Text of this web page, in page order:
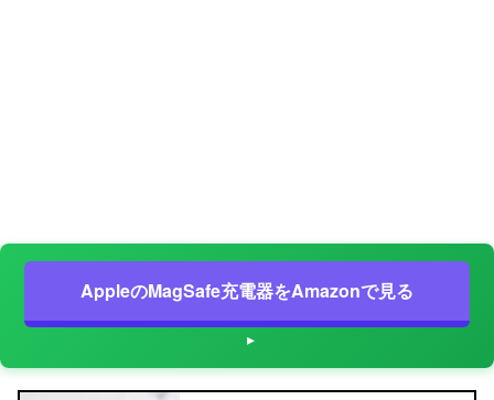
AppleのMagSafe充電器をAmazonで見る